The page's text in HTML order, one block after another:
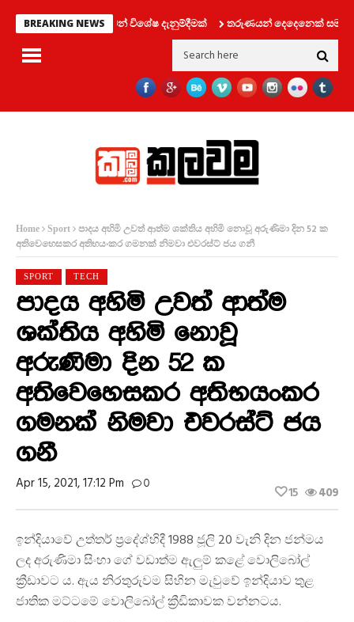
BREAKING NEWS
දෙපාර්තමේන්තුවෙන් විශේෂ දැනුම්දීමක් තරුණයන් දෙදෙනෙක් සමග ලිෆ්ට්
Home Sport
පාදය අහිමි උවත් ආත්ම ශක්තිය අහිමි නොවූ අරුණිමා දින 52 ක
අතිවෙහෙසකර අතිභයංකර ගමනක් නිමවා එවරස්ට් ජය ගනී
SPORT TECH
පාදය අහිමි උවත් ආත්ම
ශක්තිය අහිමි නොවූ
අරුණිමා දින 52 ක
අතිවෙහෙසකර අතිභයංකර
ගමනක් නිමවා එවරස්ට් ජය
ගනී
Apr 15, 2021, 17:12 Pm 0 409
15
ඉන්දියාවේ උත්තර් ප්‍රදේශ්හිදී 1988 ජූලි 20 වැනි දින ජන්මය
ලද අරුණිමා සිංහා ගේ වඩාත්ම ඇලුම් කළේ වොලිබෝල්
ක්‍රීඩාවට ය. ඇය නිරතුරුවම සිහින මැවුවේ ඉන්දියාව තුළ
ජාතික මට්ටමේ වොලිබෝල් ක්‍රීඩිකාවක වන්නටය.